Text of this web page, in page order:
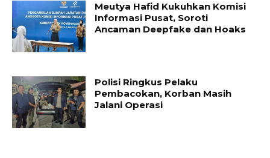
Meutya Hafid Kukuhkan Komisi
Informasi Pusat, Soroti
Ancaman Deepfake dan Hoaks
Polisi Ringkus Pelaku
Pembacokan, Korban Masih
Jalani Operasi